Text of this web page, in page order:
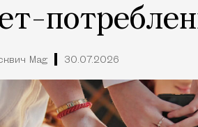
Mag 30.07.2026